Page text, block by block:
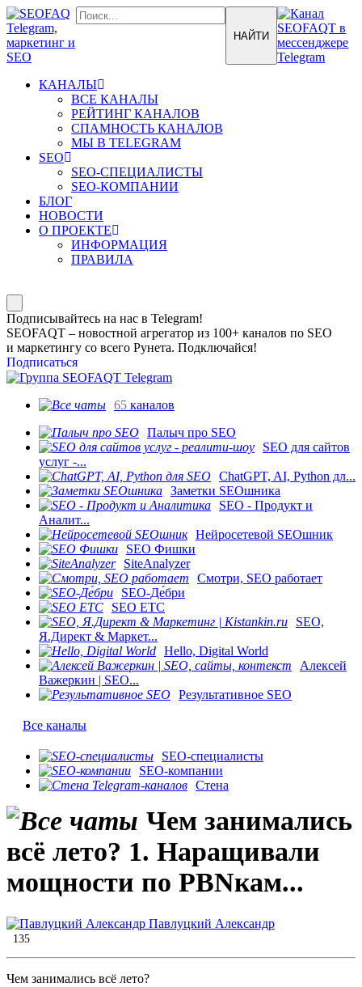
КАНАЛЫ
ВСЕ КАНАЛЫ
РЕЙТИНГ КАНАЛОВ
СПАМНОСТЬ КАНАЛОВ
МЫ В TELEGRAM
SEO
SEO-СПЕЦИАЛИСТЫ
SEO-КОМПАНИИ
БЛОГ
НОВОСТИ
О ПРОЕКТЕ
ИНФОРМАЦИЯ
ПРАВИЛА
Подписывайтесь на нас в Telegram!
SEOFAQT – новостной агрегатор из 100+ каналов по SEO
и маркетингу со всего Рунета. Подключайся!
Подписаться
65 каналов
Палыч про SEO
SEO для сайтов
услуг -...
ChatGPT, AI, Python дл...
Заметки SEOшника
SEO - Продукт и
Аналит...
Нейросетевой SEOшник
SEO Фишки
SiteAnalyzer
Смотри, SEO работает
SEO-Де́бри
SEO ETC
SEO,
Я.Директ & Маркет...
Hello, Digital World
Алексей
Важеркин | SEO...
Результативное SEO
Все каналы
SEO-специалисты
SEO-компании
Стена
Чем занимались
всё лето? 1. Наращивали
мощности по PBNкам...
Павлуцкий Александр
135
Чем занимались всё лето?